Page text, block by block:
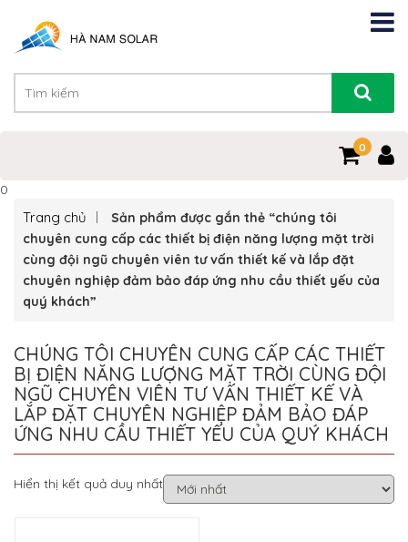
0
0
Trang chủ
Sản phẩm được gắn thẻ “chúng tôi
chuyên cung cấp các thiết bị điện năng lượng mặt trời
cùng đội ngũ chuyên viên tư vấn thiết kế và lắp đặt
chuyên nghiệp đảm bảo đáp ứng nhu cầu thiết yếu của
quý khách”
CHÚNG TÔI CHUYÊN CUNG CẤP CÁC THIẾT
BỊ ĐIỆN NĂNG LƯỢNG MẶT TRỜI CÙNG ĐỘI
NGŨ CHUYÊN VIÊN TƯ VẤN THIẾT KẾ VÀ
LẮP ĐẶT CHUYÊN NGHIỆP ĐẢM BẢO ĐÁP
ỨNG NHU CẦU THIẾT YẾU CỦA QUÝ KHÁCH
Hiển thị kết quả duy nhất